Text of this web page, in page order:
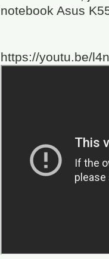
notebook Asus
https://youtu.be/